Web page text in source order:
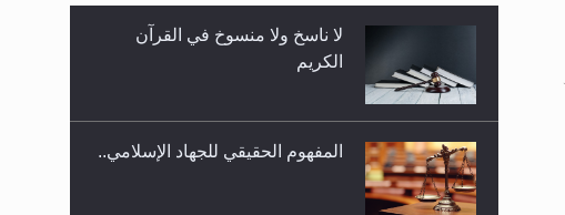
هل يجوز فتح مشروع كوافير نسائي
للمحجبات وغير المحجبات؟
لا ناسخ ولا منسوخ في القرآن
الكريم
المفهوم الحقيقي للجهاد الإسلامي..